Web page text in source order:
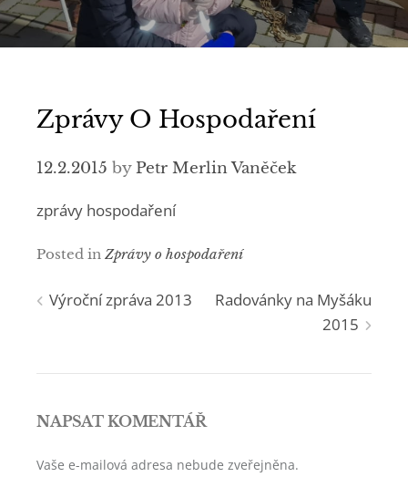
Zprávy O Hospodaření
12.2.2015 byPetr Merlin Vaněček
zprávy hospodaření
Posted in Zprávy o hospodaření
Navigace
příspěvek
Výroční zpráva 2013
Radovánky na Myšáku
2015
NAPSAT KOMENTÁŘ
Vaše e-mailová adresa nebude zveřejněna.